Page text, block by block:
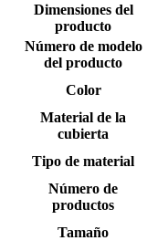
Dimensiones del
producto
Número de modelo
del producto
Color
Material de la
cubierta
Tipo de material
Número de
productos
Tamaño